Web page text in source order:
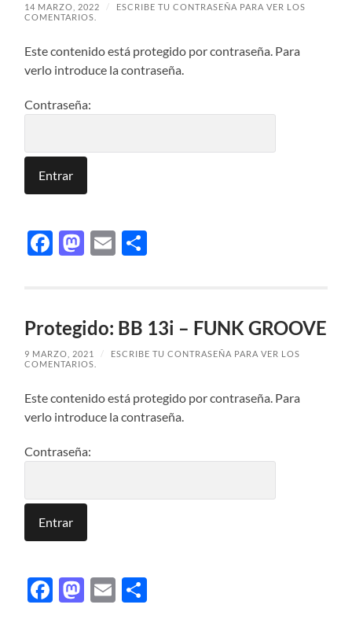
14 MARZO, 2022 /
ESCRIBE TU CONTRASEÑA PARA VER LOS
COMENTARIOS.
Este contenido está protegido por contraseña. Para
verlo introduce la contraseña.
Contraseña:
Facebook
Mastodon
Email
Protegido: BB 13i – FUNK GROOVE
9 MARZO, 2021 /
ESCRIBE TU CONTRASEÑA PARA VER LOS
COMENTARIOS.
Este contenido está protegido por contraseña. Para
verlo introduce la contraseña.
Contraseña:
Facebook
Mastodon
Email